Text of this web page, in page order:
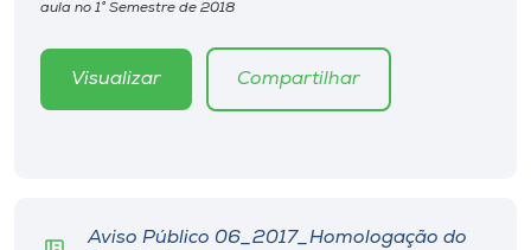
aula no 1° Semestre de 2018
Visualizar Compartilhar
Aviso Público 06_2017_Homologação do